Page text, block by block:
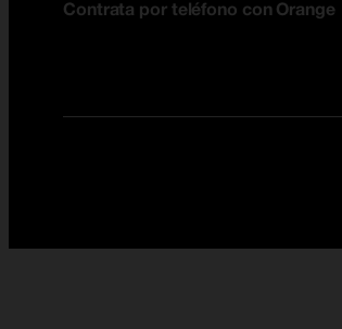
Contrata por teléfono con Orange